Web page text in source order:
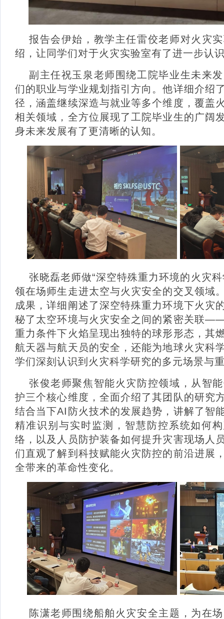
报告会伊始，教学主任雷佼老师对火灾
绍，让同学们对于火灾实验室有了进一步认
副主任祝玉泉老师围绕工院毕业生未来
们的职业与学业规划指引方向。他详细介绍
径，涵盖继续深造与就业等多个维度，覆盖
相关领域，全方位展现了工院毕业生的广阔
身未来发展有了更清晰的认知。
张晓磊老师做“深空特殊重力环境的火灾
领在场师生走进太空与火灾安全的交叉领域
成果，详细阐述了深空特殊重力环境下火灾
秘了太空环境与火灾安全之间的紧密关联
重力条件下火焰呈现出独特的球形形态，其
航天器与航天员的安全，还能为地球火灾科
学们深刻认识到火灾科学研究的多元场景与
张俊老师聚焦智能火灾防控领域，从智
护三个核心维度，全面介绍了其团队的研究
结合当下AI 防火技术的发展趋势，讲解了智
精准识别与实时监测，智慧防控系统如何
络，以及人员防护装备如何提升灾害现场人
们直观了解到科技赋能火灾防控的前沿进展
全带来的革命性变化。
陈潇老师围绕船舶火灾安全主题，为在